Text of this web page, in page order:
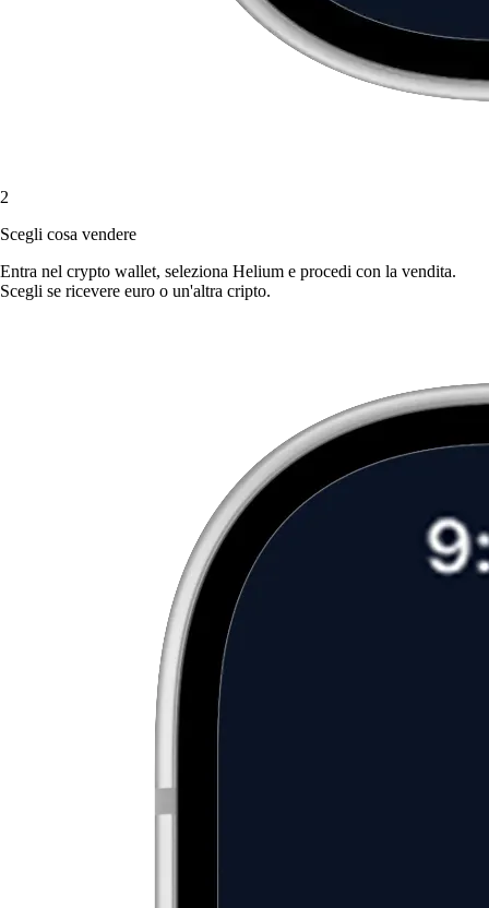
2
Scegli cosa vendere
Entra nel crypto wallet, seleziona Helium e procedi con la vendita.
Scegli se ricevere euro o un'altra cripto.